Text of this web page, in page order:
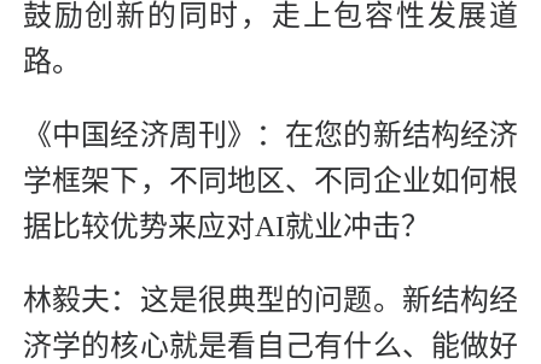
鼓励创新的同时，走上包容性发展道
路。
《中国经济周刊》：在您的新结构经济
学框架下，不同地区、不同企业如何根
据比较优势来应对AI就业冲击？
林毅夫：这是很典型的问题。新结构经
济学的核心就是看自己有什么、能做好